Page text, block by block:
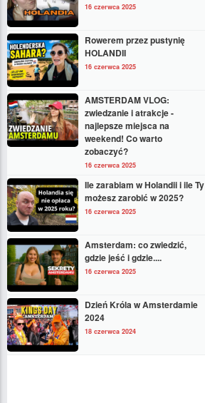
16 czerwca 2025
Rowerem przez pustynię
HOLANDII
16 czerwca 2025
AMSTERDAM VLOG:
zwiedzanie i atrakcje -
najlepsze miejsca na
weekend! Co warto
zobaczyć?
16 czerwca 2025
Ile zarabiam w Holandii i ile Ty
możesz zarobić w 2025?
16 czerwca 2025
Amsterdam: co zwiedzić,
gdzie jeść i gdzie....
16 czerwca 2025
Dzień Króla w Amsterdamie
2024
18 czerwca 2024